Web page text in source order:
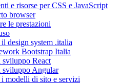
e risorse per CSS e JavaScript
browser
le prestazioni
design system .italia
Bootstrap Italia
React
Angular
modelli di sito e servizi